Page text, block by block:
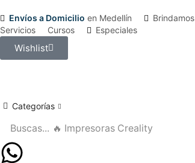
Envíos a Domicilio en Medellín Brindamos
Servicios
Cursos Especiales
Wishlist
Categorías
Buscas... 🔥 Impresoras Creality